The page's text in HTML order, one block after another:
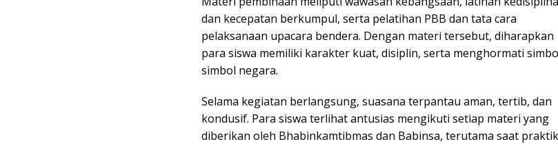
dan kecepatan berkumpul, serta pelatihan PBB dan tata cara
pelaksanaan upacara bendera. Dengan materi tersebut, diharapkan
para siswa memiliki karakter kuat, disiplin, serta menghormati
simbol negara.
Selama kegiatan berlangsung, suasana terpantau aman, tertib, dan
kondusif. Para siswa terlihat antusias mengikuti setiap materi yang
diberikan oleh Bhabinkamtibmas dan Babinsa, terutama saat praktik